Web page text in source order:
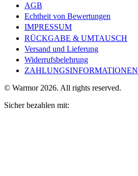
AGB
Echtheit von Bewertungen
IMPRESSUM
RÜCKGABE & UMTAUSCH
Versand und Lieferung
Widerrufsbelehrung
ZAHLUNGSINFORMATIONEN
© Warmor 2026. All rights reserved.
Sicher bezahlen mit: